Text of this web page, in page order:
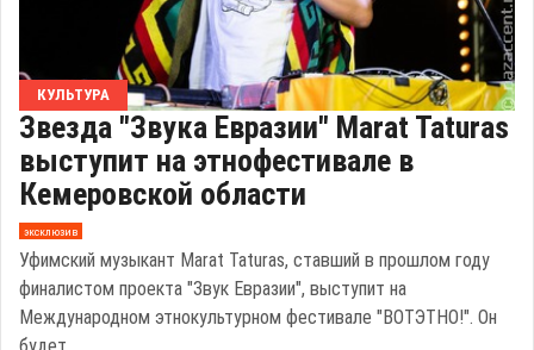
КУЛЬТУРА
Звезда "Звука Евразии" Marat Taturas
выступит на этнофестивале в
Кемеровской области
эксклюзив
Уфимский музыкант Marat Taturas, ставший в прошлом году
финалистом проекта "Звук Евразии", выступит на
Международном этнокультурном фестивале "ВОТЭТНО!". Он